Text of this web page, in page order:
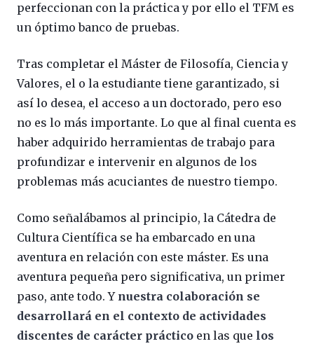
perfeccionan con la práctica y por ello el TFM es
un óptimo banco de pruebas.
Tras completar el Máster de Filosofía, Ciencia y
Valores, el o la estudiante tiene garantizado, si
así lo desea, el acceso a un doctorado, pero eso
no es lo más importante. Lo que al final cuenta es
haber adquirido herramientas de trabajo para
profundizar e intervenir en algunos de los
problemas más acuciantes de nuestro tiempo.
Como señalábamos al principio, la Cátedra de
Cultura Científica se ha embarcado en una
aventura en relación con este máster. Es una
aventura pequeña pero significativa, un primer
paso, ante todo. Y nuestra colaboración se
desarrollará en el contexto de actividades
discentes de carácter práctico en las que los